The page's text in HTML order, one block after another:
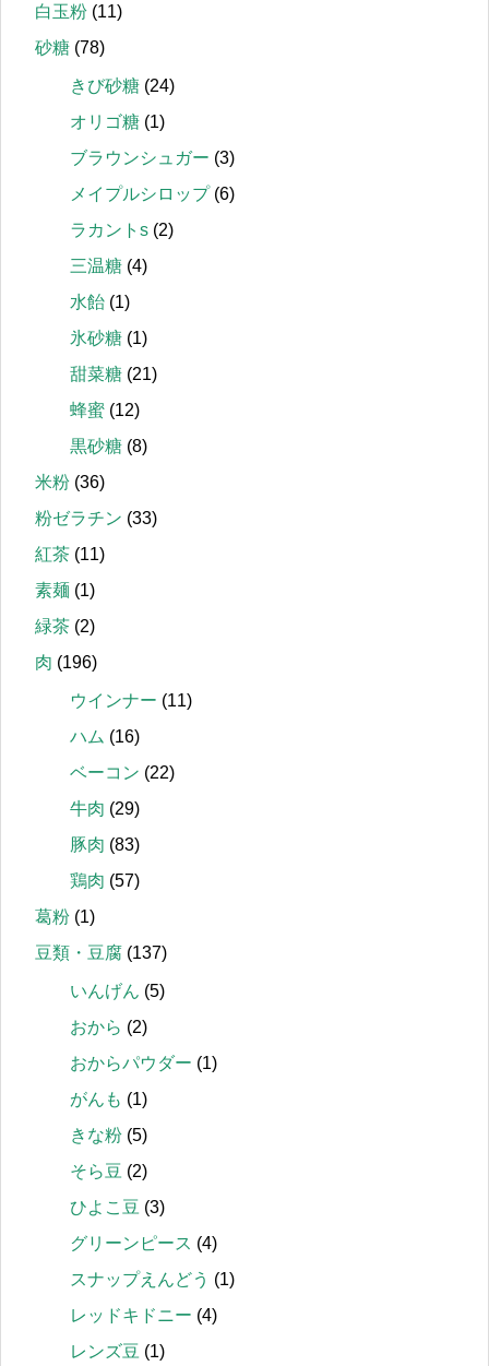
白玉粉 (11)
砂糖 (78)
きび砂糖 (24)
オリゴ糖 (1)
ブラウンシュガー (3)
メイプルシロップ(6)
ラカントs (2)
三温糖 (4)
水飴 (1)
氷砂糖 (1)
甜菜糖 (21)
蜂蜜 (12)
黒砂糖 (8)
米粉 (36)
粉ゼラチン (33)
紅茶 (11)
素麺 (1)
緑茶 (2)
肉 (196)
ウインナー (11)
ハム (16)
ベーコン (22)
牛肉 (29)
豚肉 (83)
鶏肉 (57)
葛粉 (1)
豆類・豆腐 (137)
いんげん (5)
おから (2)
おからパウダー (1)
がんも (1)
きな粉 (5)
そら豆 (2)
ひよこ豆 (3)
グリーンピース (4)
スナップえんどう (1)
レッドキドニー (4)
レンズ豆 (1)